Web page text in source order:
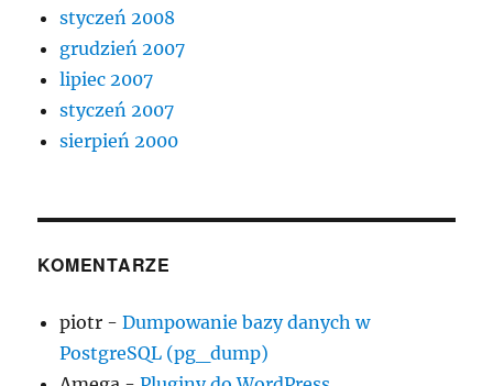
styczeń 2008
grudzień 2007
lipiec 2007
styczeń 2007
sierpień 2000
KOMENTARZE
piotr -Dumpowanie bazy danych w
PostgreSQL (pg_dump)